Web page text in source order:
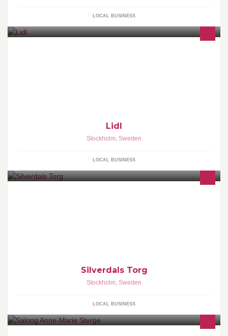
LOCAL BUSINESS
Lidl
Stockholm, Sweden
LOCAL BUSINESS
Silverdals Torg
Stockholm, Sweden
LOCAL BUSINESS